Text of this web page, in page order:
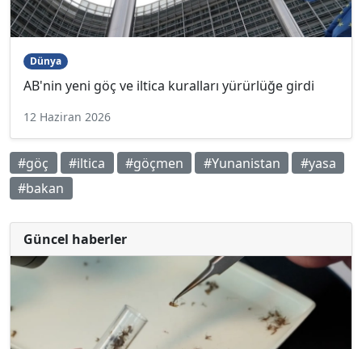
Dünya
AB'nin yeni göç ve iltica kuralları yürürlüğe girdi
12 Haziran 2026
#göç #iltica #göçmen #Yunanistan
#yasa
#bakan
Güncel haberler